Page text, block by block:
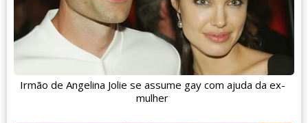
Irmão de Angelina Jolie se assume gay com ajuda da ex-
mulher